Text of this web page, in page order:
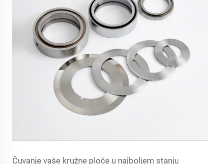
Čuvanje vaše kružne ploče u najboljem stanju